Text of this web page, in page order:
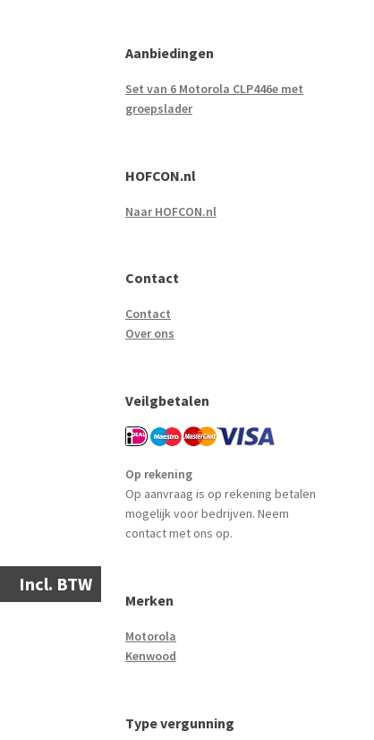
Incl. BTW
Aanbiedingen
Set van 6 Motorola CLP446e met
groepslader
HOFCON.nl
Naar HOFCON.nl
Contact
Contact
Over ons
Veilgbetalen
Op rekening
Op aanvraag is op rekening betalen
mogelijk voor bedrijven. Neem
contact met ons op.
Merken
Motorola
Kenwood
Type vergunning